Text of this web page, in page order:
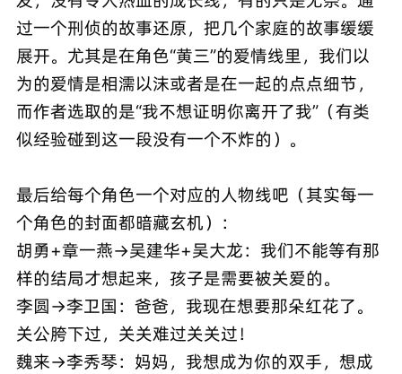
过一个刑侦的故事还原，把几个家庭的故事缓缓
展开。尤其是在角色“黄三”的爱情线里，我们以
为的爱情是相濡以沫或者是在一起的点点细节，
而作者选取的是“我不想证明你离开了我”（有类
似经验碰到这一段没有一个不炸的）。
最后给每个角色一个对应的人物线吧（其实每一
个角色的封面都暗藏玄机）：
胡勇+章一燕→吴建华+吴大龙：我们不能等有那
样的结局才想起来，孩子是需要被关爱的。
李圆→李卫国：爸爸，我现在想要那朵红花了。
关公胯下过，关关难过关关过！
魏来→李秀琴：妈妈，我想成为你的双手，想成